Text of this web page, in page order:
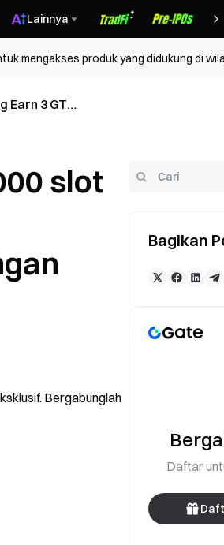
Lainnya
mengakses produk yang didukung di
Earn 3 GT
slot
Bergabunglah
Bagikan
Daftar